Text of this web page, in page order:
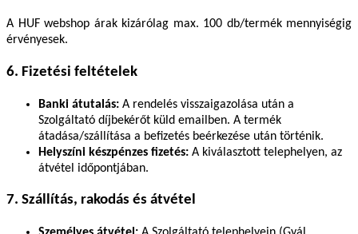
A HUF webshop árak kizárólag max. 100 db/termék mennyiségig
érvényesek.
6. Fizetési feltételek
Banki átutalás: A rendelés visszaigazolása után a
Szolgáltató díjbekérőt küld emailben. A termék
átadása/szállítása a befizetés beérkezése után történik.
Helyszíni készpénzes fizetés: A kiválasztott telephelyen, az
átvétel időpontjában.
7. Szállítás, rakodás és átvétel